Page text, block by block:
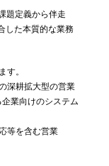
題定義から伴走
した本質的な業務
す。
深耕拡大型の営業
業向けのシステム
等を含む営業